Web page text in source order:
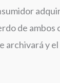
de
y